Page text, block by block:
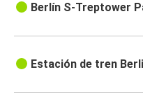
Berlín S-Treptower
Estación de tren